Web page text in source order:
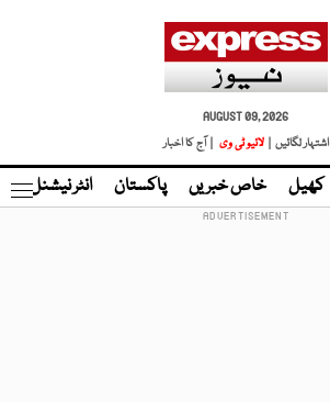
AUGUST 09, 2026
اشتہار لگائیں |
لائیو ٹی وی | آج کا اخبار
کھیل خاص خبریں پاکستان انٹر نیشنل